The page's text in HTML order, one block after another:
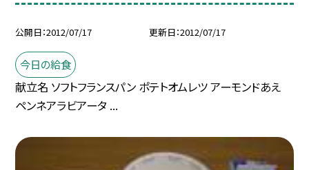
公開日 2012/07/17 更新日 2012/07/17
今日の給食
献立名 ソフトフランスパン ポテトオムレツ アーモンドあえ
ペンネアラビアータ ...